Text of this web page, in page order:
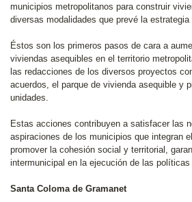
municipios metropolitanos para construir
diversas modalidades que prevé la
Éstos son los primeros pasos de cara a
viviendas asequibles en el territorio
las redacciones de los diversos proyectos
acuerdos, el parque de vivienda asequible y
unidades.
Estas acciones contribuyen a satisfacer las
aspiraciones de los municipios que integran
promover la cohesión social y territorial,
intermunicipal en la ejecución de las
Santa Coloma de Gramanet